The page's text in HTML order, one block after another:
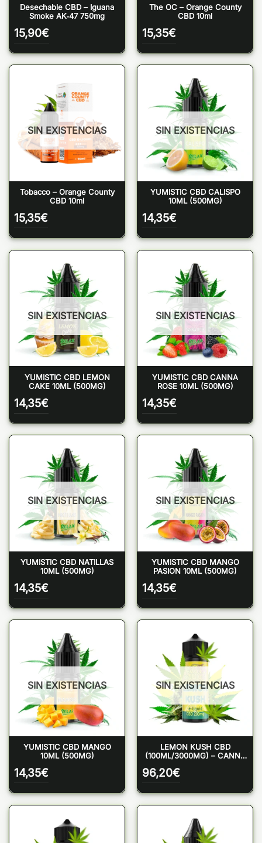
Desechable CBD – Iguana
Smoke AK‑47 750mg
15,90€
The OC – Orange County
CBD 10ml
15,35€
SIN EXISTENCIAS
Tobacco – Orange County
CBD 10ml
15,35€
SIN EXISTENCIAS
YUMISTIC CBD CALISPO
10ML (500MG)
14,35€
SIN EXISTENCIAS
YUMISTIC CBD LEMON
CAKE 10ML (500MG)
14,35€
SIN EXISTENCIAS
YUMISTIC CBD CANNA
ROSE 10ML (500MG)
14,35€
SIN EXISTENCIAS
YUMISTIC CBD NATILLAS
10ML (500MG)
14,35€
SIN EXISTENCIAS
YUMISTIC CBD MANGO
PASION 10ML (500MG)
14,35€
SIN EXISTENCIAS
YUMISTIC CBD MANGO
10ML (500MG)
14,35€
SIN EXISTENCIAS
LEMON KUSH CBD
(100ML/3000MG) – CANNA
96,20€